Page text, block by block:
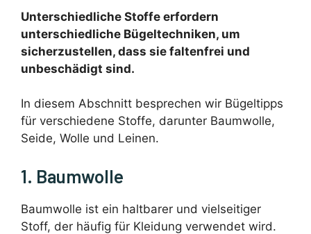
Unterschiedliche Stoffe erfordern
unterschiedliche Bügeltechniken, um
sicherzustellen, dass sie faltenfrei und
unbeschädigt sind.
In diesem Abschnitt besprechen wir Bügeltipps
für verschiedene Stoffe, darunter Baumwolle,
Seide, Wolle und Leinen.
1. Baumwolle
Baumwolle ist ein haltbarer und vielseitiger
Stoff, der häufig für Kleidung verwendet wird.